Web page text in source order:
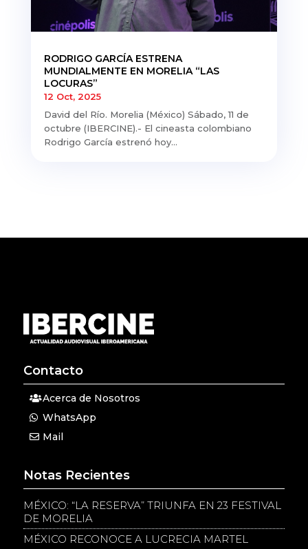
RODRIGO GARCÍA ESTRENA
MUNDIALMENTE EN MORELIA “LAS
LOCURAS”
12 Oct, 2025
David del Río. Morelia (México) Sábado, 11 de
octubre (IBERCINE).- El cineasta colombiano
Rodrigo García estrenó hoy...
Contacto
Acerca de Nosotros
WhatsApp
Mail
Notas Recientes
MÉXICO: “LA RESERVA” TRIUNFA EN 23 FESTIVAL
DE MORELIA
MÉXICO RECONOCE A LUCRECIA MARTEL